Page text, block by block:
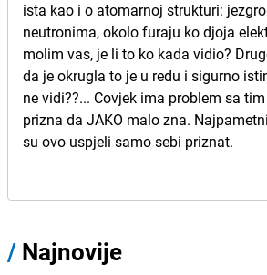
ista kao i o atomarnoj strukturi:
neutronima, okolo furaju ko djoja
molim vas, je li to ko kada vidio?
da je okrugla to je u redu i sigurno
ne vidi??... Covjek ima problem sa
prizna da JAKO malo zna.
su ovo uspjeli samo sebi priznat.
/ Najnovije